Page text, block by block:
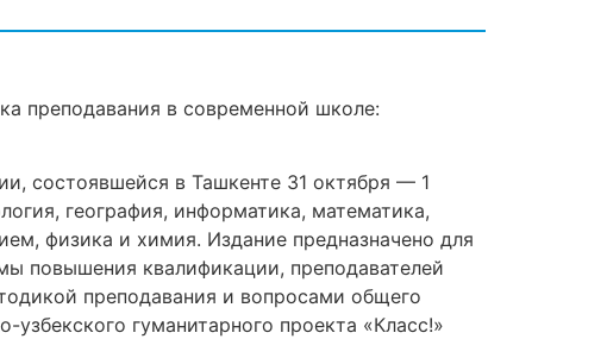
преподавания в современной школе:
состоявшейся в Ташкенте 31 октября — 1
география, информатика, математика,
физика и химия. Издание предназначено для
повышения квалификации, преподавателей
преподавания и вопросами общего
гуманитарного проекта «Класс!»